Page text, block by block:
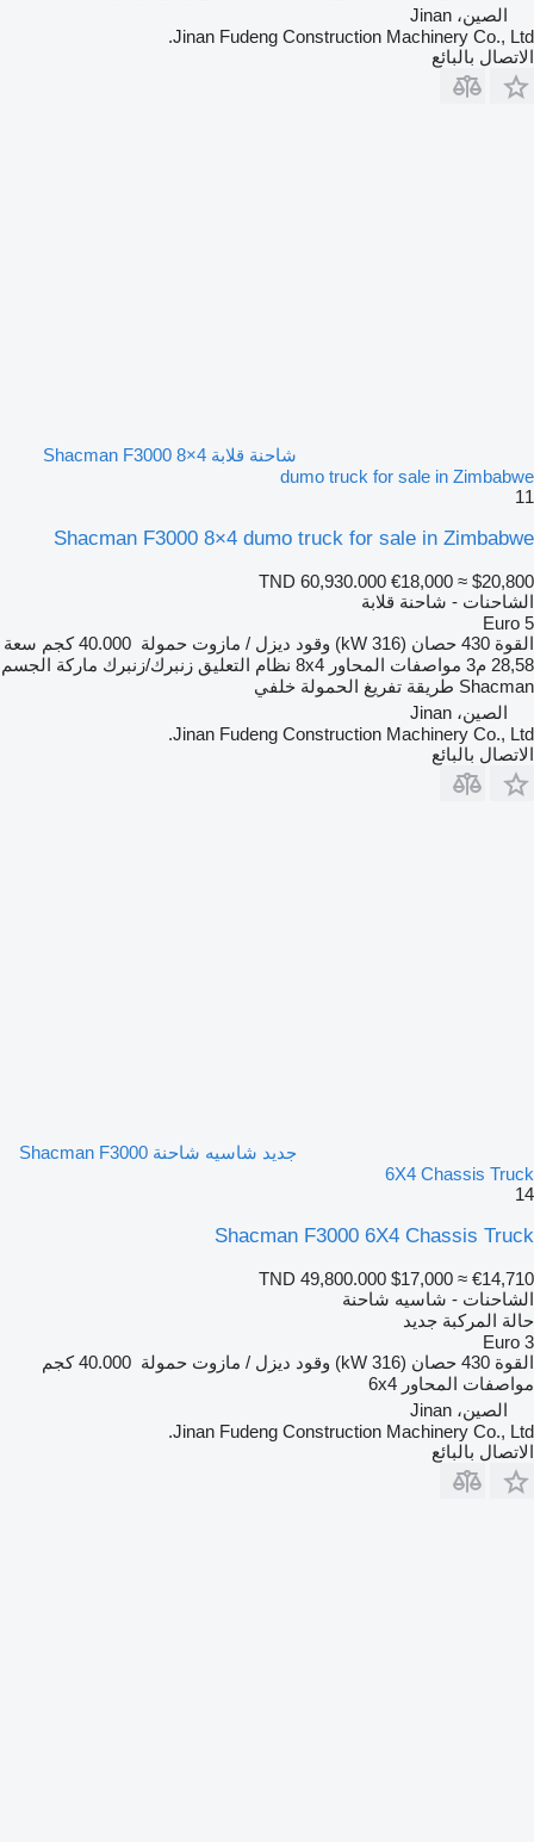
الصين، Jinan
Jinan Fudeng Construction Machinery Co., Ltd.
الاتصال بالبائع
شاحنة قلابة Shacman F3000 8×4
dumo truck for sale in Zimbabwe
11
Shacman F3000 8×4 dumo truck for sale in Zimbabwe
TND 60,930.000 €18,000 ≈ $20,800
الشاحنات - شاحنة قلابة
Euro 5
القوة 430 حصان (316 kW) وقود ديزل / مازوت حمولة 40.000 كجم
سعة
28,58 م3
مواصفات المحاور 8x4 نظام التعليق زنبرك/زنبرك ماركة الجسم
Shacman طريقة تفريغ الحمولة خلفي
الصين، Jinan
Jinan Fudeng Construction Machinery Co., Ltd.
الاتصال بالبائع
جديد شاسيه شاحنة Shacman F3000
6X4 Chassis Truck
14
Shacman F3000 6X4 Chassis Truck
TND 49,800.000 $17,000 ≈ €14,710
الشاحنات - شاسيه شاحنة
حالة المركبة جديد
Euro 3
القوة 430 حصان (316 kW) وقود ديزل / مازوت حمولة 40.000 كجم
مواصفات المحاور 6x4
الصين، Jinan
Jinan Fudeng Construction Machinery Co., Ltd.
الاتصال بالبائع